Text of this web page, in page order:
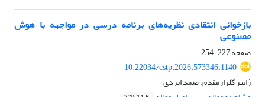
بازخوانی انتقادی نظریه‌های برنامه درسی در مواجهه با هوش
مصنوعی
صفحه227-254
10.22034/cstp.2026.573346.1140
ژابیز گلزارمقدم، صمد ایزدی